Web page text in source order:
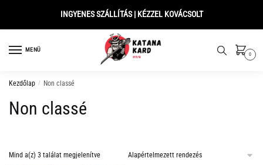
INGYENES SZÁLLÍTÁS | KÉZZEL KOVÁCSOLT
MENÜ
0
Kezdőlap / Non classé
Non classé
Mind a(z) 3 találat megjelenítve